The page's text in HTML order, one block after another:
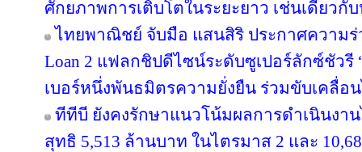
ศักยภาพการเติบโตในระยะยาว เช่นเดียวกั
ไทยพาณิชย์ จับมือ แสนสิริ ประกาศความร่
Loan 2 แฟลกชิปดีไซน์ระดับซูเปอร์ลักซ์ชัว
เบอร์หนึ่งพันธมิตรความยั่งยืน ร่วมขับเคลื่อ
ทีทีบี ยังคงรักษาแนวโน้มผลการดำเนินงา
สุทธิ 5,513 ล้านบาท ในไตรมาส 2 และ